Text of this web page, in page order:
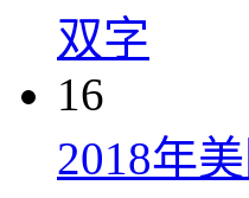
双字
16
2018年